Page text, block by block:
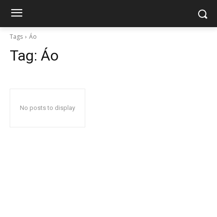
Tags Áo
Tag: Áo
No posts to display